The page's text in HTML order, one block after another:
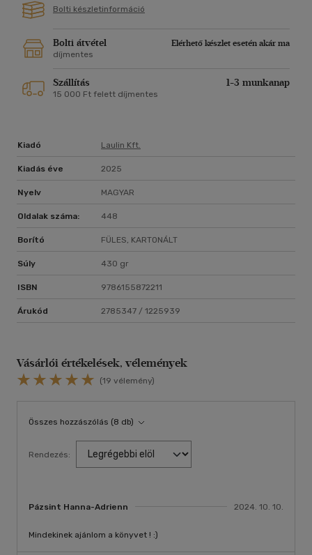
Bolti készletinformáció
Bolti átvétel
Elérhető készlet esetén akár ma
díjmentes
Szállítás 1-3 munkanap
15 000 Ft felett díjmentes
Kiadó Laulin Kft.
Kiadás éve 2025
Nyelv MAGYAR
Oldalak száma: 448
Borító FÜLES, KARTONÁLT
Súly 430 gr
ISBN 9786155872211
Árukód 2785347 / 1225939
Vásárlói értékelések, vélemények
(19 vélemény)
Összes hozzászólás (8 db)
Rendezés:
Pázsint Hanna-Adrienn 2024. 10. 10.
Mindekinek ajánlom a könyvet ! :)